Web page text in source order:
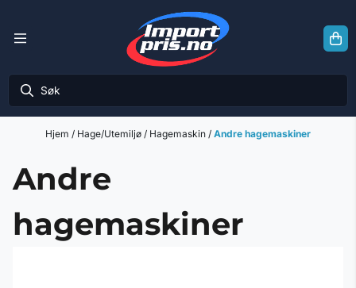
Hjem / Hage/Utemiljø / Hagemaskin / Andre hagemaskiner
Andre
hagemaskiner